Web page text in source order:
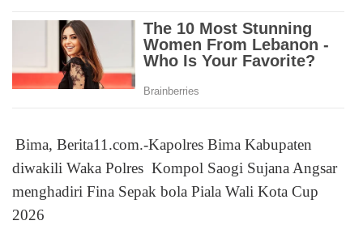
Bima, Berita11.com.-Kapolres Bima Kabupaten
diwakili Waka Polres Kompol Saogi Sujana Angsar
menghadiri Fina Sepak bola Piala Wali Kota Cup
2026